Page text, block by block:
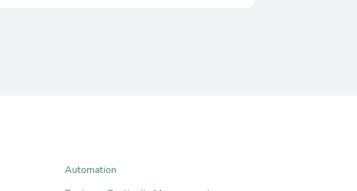
Automation